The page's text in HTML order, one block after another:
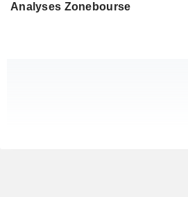
Analyses Zonebourse